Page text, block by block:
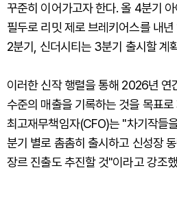
꾸준히 이어가고자 한다. 올 4분기
필두로 리밋 제로 브레키어스를 내
2분기, 신더시티는 3분기 출시할 계
이러한 신작 행렬을 통해 2026년
수준의 매출을 기록하는 것을 목표로
최고재무책임자(CFO)는 "차기작들
분기 별로 촘촘히 출시하고 신성장
장르 진출도 추진할 것"이라고 강조